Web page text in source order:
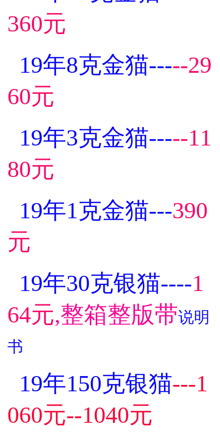
360元
19年8克金猫-----29
60元
19年3克金猫-----11
80元
19年1克金猫---390
元
19年30克银猫----1
64元,整箱整版带说明
书
19年150克银猫---1
060元--1040元